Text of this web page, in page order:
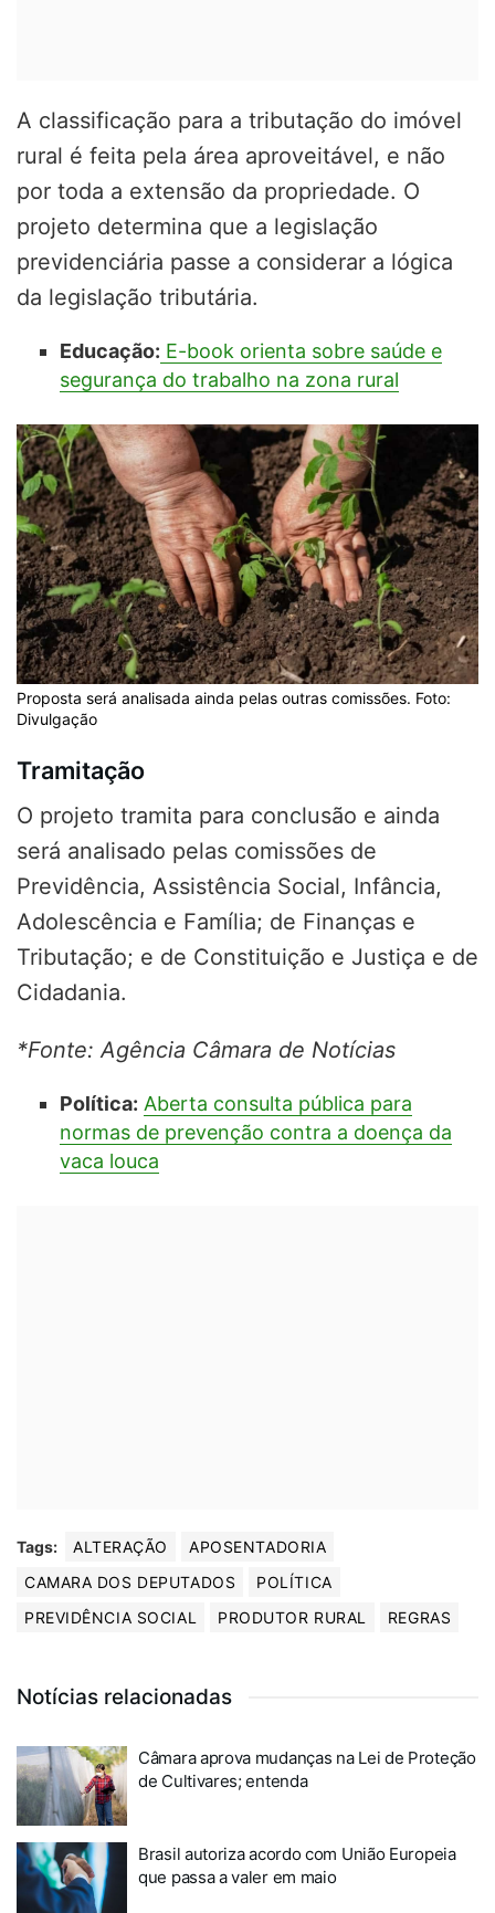
A classificação para a tributação do imóvel
rural é feita pela área aproveitável, e não
por toda a extensão da propriedade. O
projeto determina que a legislação
previdenciária passe a considerar a lógica
da legislação tributária.
Educação: E-book orienta sobre saúde e
segurança do trabalho na zona rural
Proposta será analisada ainda pelas outras comissões. Foto:
Divulgação
Tramitação
O projeto tramita para conclusão e ainda
será analisado pelas comissões de
Previdência, Assistência Social, Infância,
Adolescência e Família; de Finanças e
Tributação; e de Constituição e Justiça e de
Cidadania.
*Fonte: Agência Câmara de Notícias
Política: Aberta consulta pública para
normas de prevenção contra a doença da
vaca louca
Tags: ALTERAÇÃO
APOSENTADORIA
CAMARA DOS DEPUTADOS
POLÍTICA
PREVIDÊNCIA SOCIAL
PRODUTOR RURAL REGRAS
Notícias relacionadas
Câmara aprova mudanças na Lei de Proteção
de Cultivares; entenda
Brasil autoriza acordo com União Europeia
que passa a valer em maio